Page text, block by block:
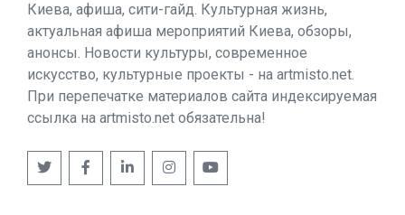
Киева, афиша, сити-гайд. Культурная жизнь,
актуальная афиша мероприятий Киева, обзоры,
анонсы. Новости культуры, современное
искусство, культурные проекты - на artmisto.net.
При перепечатке материалов сайта индексируемая
ссылка на artmisto.net обязательна!